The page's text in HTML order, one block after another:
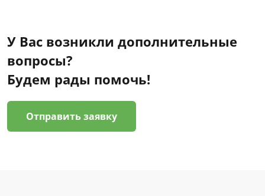
У Вас возникли дополнительные
вопросы?
Будем рады помочь!
Отправить заявку